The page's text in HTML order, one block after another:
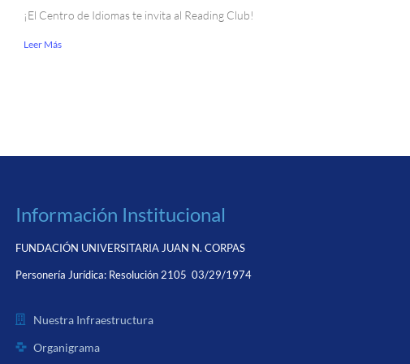
¡El Centro de Idiomas te invita al Reading Club!
Leer Más
Información Institucional
FUNDACIÓN UNIVERSITARIA JUAN N. CORPAS
Personería Jurídica: Resolución 2105 03/29/1974
Nuestra Infraestructura
Organigrama